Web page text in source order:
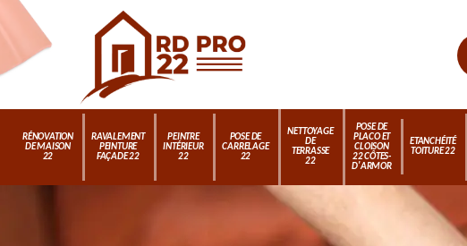
RÉNOVATION
DE MAISON
22
RAVALEMENT
PEINTURE
FAÇADE 22
PEINTRE
INTÉRIEUR
22
POSE DE
CARRELAGE
22
NETTOYAGE
DE
TERRASSE
22
POSE DE
PLACO ET
CLOISON
22 CÔTES-
D'ARMOR
ETANCHÉITÉ
TOITURE 22